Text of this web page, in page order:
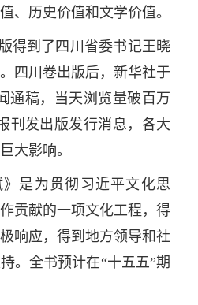
、历史价值和文学价值。
得到了四川省委书记王晓
四川卷出版后，新华社于
通稿，当天浏览量破百万
刊发出版发行消息，各大
大影响。
》是为贯彻习近平文化思
贡献的一项文化工程，得
响应，得到地方领导和社
。全书预计在“十五五”期